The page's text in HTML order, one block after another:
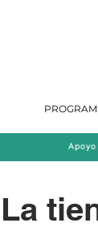
Apoyo
La